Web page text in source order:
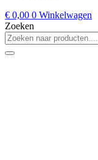
€ 0,00 0 Winkelwagen
Zoeken